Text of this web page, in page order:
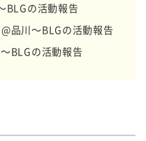
BLGの活動報告
品川～BLGの活動報告
BLGの活動報告